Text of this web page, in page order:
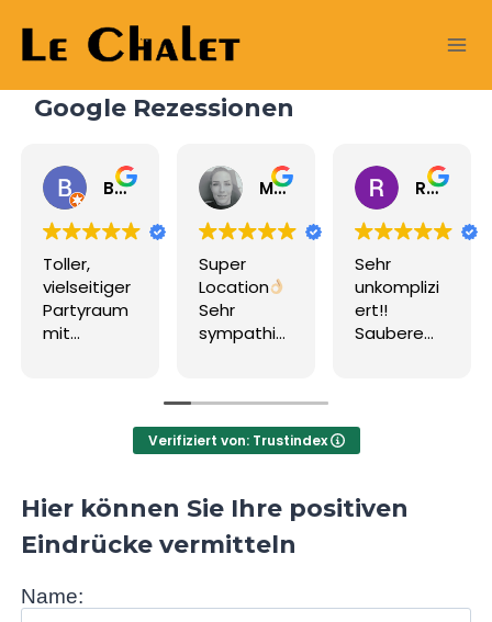
content
Google Rezessionen
Beat A
Toller,
vielseitiger
Partyraum
mit
Manja Neumann
Super
Location
Sehr
sympathis
Innen-
und
Aussenber
nutzbar.
Umfangrei
ches
Geschirr,
Rick Plantinga
Sehr
unkomplizi
ert!!
Saubere
:). Perfekt
für
gspartys.
Verifiziert von: Trustindex
Hier können Sie Ihre positiven
Eindrücke vermitteln
Name: